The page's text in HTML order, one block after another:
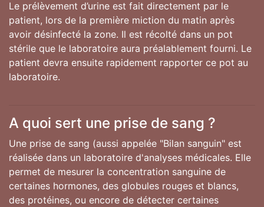
Le prélèvement d’urine est fait directement par le
patient, lors de la première miction du matin après
avoir désinfecté la zone. Il est récolté dans un pot
stérile que le laboratoire aura préalablement fourni. Le
patient devra ensuite rapidement rapporter ce pot au
laboratoire.
A quoi sert une prise de sang ?
Une prise de sang (aussi appelée "Bilan sanguin" est
réalisée dans un laboratoire d'analyses médicales. Elle
permet de mesurer la concentration sanguine de
certaines hormones, des globules rouges et blancs,
des protéines, ou encore de détecter certaines